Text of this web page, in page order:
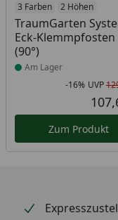
3 Farben 2 Höhen
TraumGarten
Eck-Klemmpfosten
(90°)
Produkt am Lager
Am Lager
-16% UVP
Zum Produkt